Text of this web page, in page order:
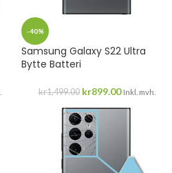
-40%
Samsung Galaxy S22 Ultra
Bytte Batteri
kr1,499.00 kr899.00 Inkl. mvh.